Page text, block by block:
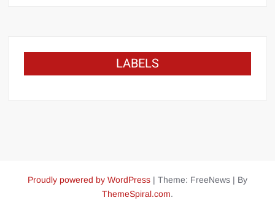
LABELS
Proudly powered by WordPress | Theme: FreeNews | By
ThemeSpiral.com.